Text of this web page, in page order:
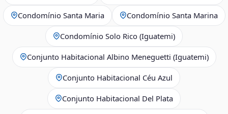
Condomínio Santa Maria Condomínio Santa Marina
Condomínio Solo Rico (Iguatemi)
Conjunto Habitacional Albino Meneguetti (Iguatemi)
Conjunto Habitacional Céu Azul
Conjunto Habitacional Del Plata